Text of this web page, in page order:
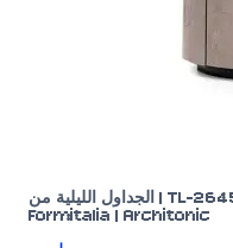
تونينو لامبورغيني | TL-2645 | الجداول الليلية من
Formitalia | Architonic